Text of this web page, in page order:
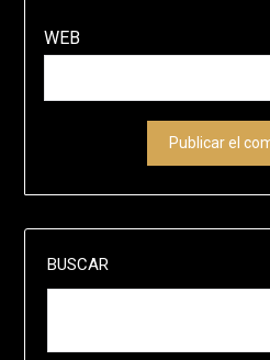
WEB
BUSCAR